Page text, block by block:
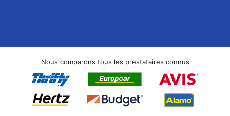
Nous comparons tous les prestataires connus